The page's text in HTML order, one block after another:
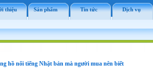
thiệu Sản phẩm Tin tức Dịch vụ
hồ nổi tiếng Nhật bản mà người mua nên biết